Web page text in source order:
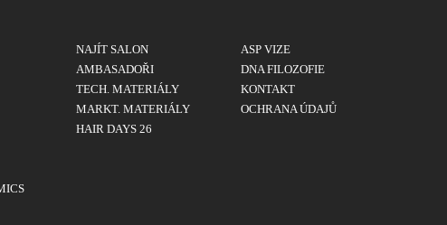
NAJÍT SALON
AMBASADOŘI
TECH. MATERIÁLY
MARKT. MATERIÁLY
HAIR DAYS 26
ASP VIZE
DNA FILOZOFIE
KONTAKT
OCHRANA ÚDAJŮ